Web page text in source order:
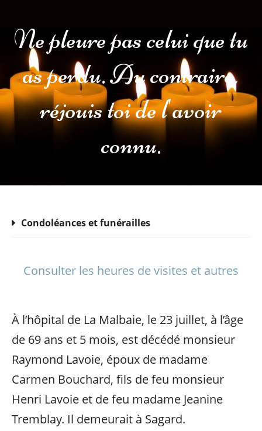
Ne pleure pas celui que tu
as perdu. Au contraire,
réjouis toi de l'avoir
connu.
Condoléances et funérailles
Consulter les heures de visites et autres
À l’hôpital de La Malbaie, le 23 juillet, à l’âge
de 69 ans et 5 mois, est décédé monsieur
Raymond Lavoie, époux de madame
Carmen Bouchard, fils de feu monsieur
Henri Lavoie et de feu madame Jeanine
Tremblay. Il demeurait à Sagard.